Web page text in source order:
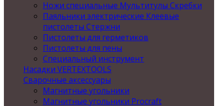
Ножи специальные Мультитулы Скребки
Паяльники электрические Клеевые
пистолеты Стержни
Пистолеты для герметиков
Пистолеты для пены
Специальный инструмент
Насадки VERTEXTOOLS
Сварочные аксессуары
Магнитные угольники
Магнитные угольники Procraft